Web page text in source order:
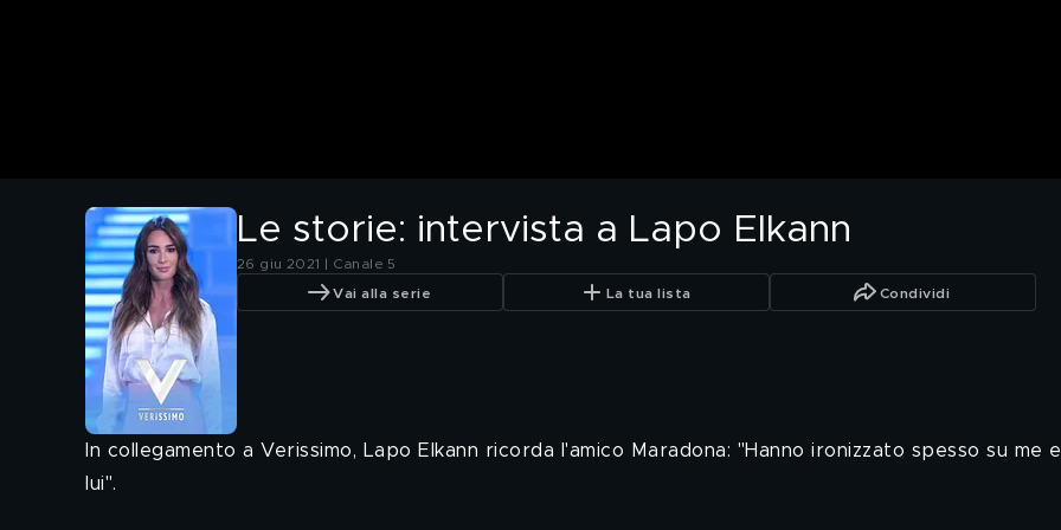
Le storie: intervista a Lapo Elkann
26 giu 2021 | Canale 5
Vai alla serie La tua lista Condividi
In collegamento a Verissimo, Lapo Elkann ricorda l'amico Maradona: "Hanno ironizzato spesso su
lui".